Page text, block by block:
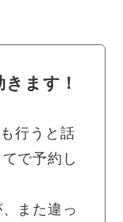
ます！
行うと話
で予約し
また違っ